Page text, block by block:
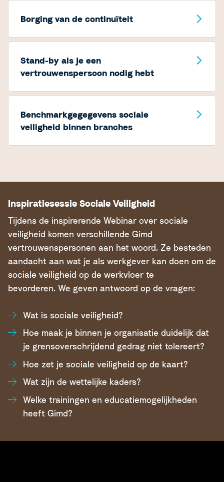
Borging van de continuïteit
Stand-by als je een
vertrouwenspersoon nodig hebt
Benchmarkgegegevens sociale
veiligheid binnen branches
Inspiratiesessie Sociale Veiligheid
Tijdens de inspirerende Webinar over sociale
veiligheid komen verschillende Gimd
vertrouwenspersonen aan het woord. Ze besteden
aandacht aan wat je als werkgever kan doen om de
sociale veiligheid op de werkvloer te
bevorderen. We geven antwoord op de vragen:
Wat is sociale veiligheid?
Hoe maak je binnen je organisatie duidelijk dat
je grensoverschrijdend gedrag niet tolereert?
Hoe zet je sociale veiligheid op de kaart?
Wat zijn de wettelijke kaders?
Welke trainingen en educatiemogelijkheden
heeft Gimd?